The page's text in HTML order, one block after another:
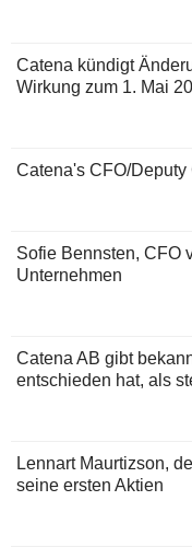
Catena kündigt
Wirkung zum 1. Mai
Catena's CFO/Deputy
Sofie Bennsten, CFO
Unternehmen
Catena AB gibt
entschieden hat, als
Lennart Maurtizson,
seine ersten Aktien